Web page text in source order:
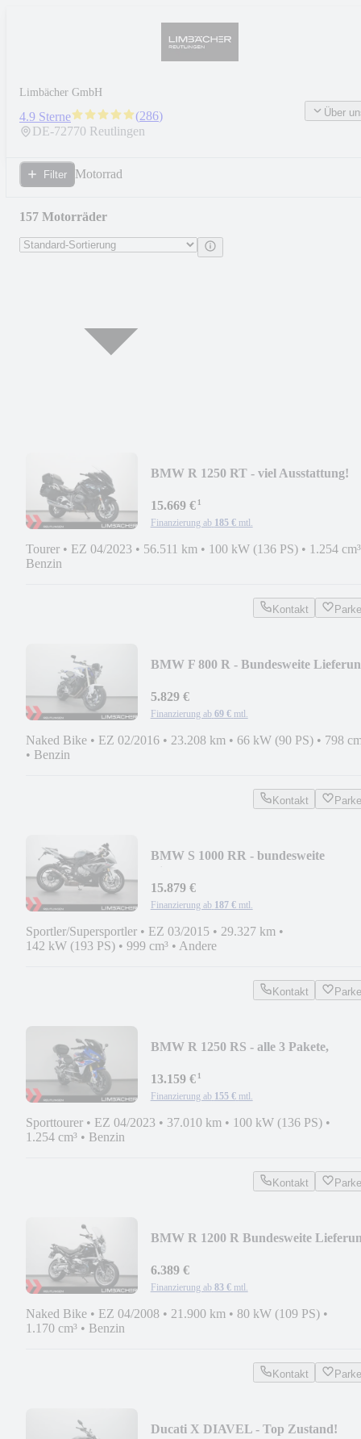
Limbächer GmbH
4.9 Sterne (286)
DE-72770 Reutlingen
Über
Filter Motorrad
157 Motorräder
BMW R 1250 RT - viel Ausstattung!
15.669 €¹
Finanzierung ab 185 € mtl.
Tourer • EZ 04/2023 • 56.511 km • 100 kW (136 PS) • 1.254 cm³
Benzin
Kontakt
BMW F 800 R - Bundesweite
5.829 €
Finanzierung ab 69 € mtl.
Naked Bike • EZ 02/2016 • 23.208 km • 66 kW (90 PS) • 798
• Benzin
Kontakt
BMW S 1000 RR - bundesweite
15.879 €
Finanzierung ab 187 € mtl.
Sportler/Supersportler • EZ 03/2015 • 29.327 km •
142 kW (193 PS) • 999 cm³ • Andere
Kontakt
BMW R 1250 RS - alle 3 Pakete,
13.159 €¹
Finanzierung ab 155 € mtl.
Sporttourer • EZ 04/2023 • 37.010 km • 100 kW (136 PS) •
1.254 cm³ • Benzin
Kontakt
BMW R 1200 R Bundesweite
6.389 €
Finanzierung ab 83 € mtl.
Naked Bike • EZ 04/2008 • 21.900 km • 80 kW (109 PS) •
1.170 cm³ • Benzin
Kontakt
Ducati X DIAVEL - Top Zustand!